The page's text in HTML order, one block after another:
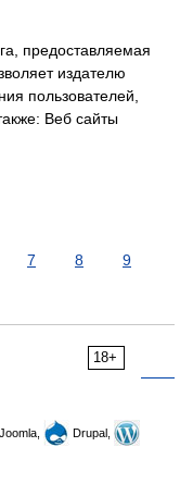
предоставляемая
издателю
пользователей,
Веб сайты
7 8
9
18+
Joomla,
Drupal,